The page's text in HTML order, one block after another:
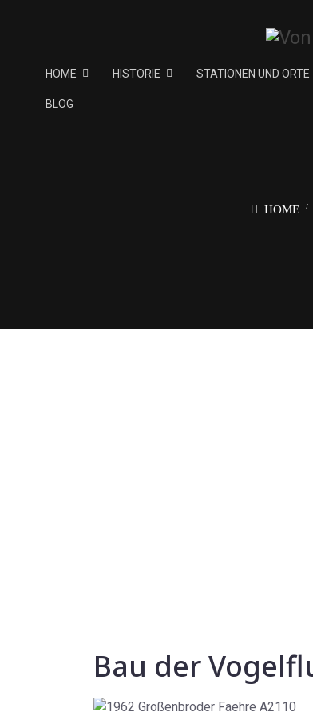
HOME HISTORIE STATIONEN UND ORTE
BLOG
HOME
Bau der